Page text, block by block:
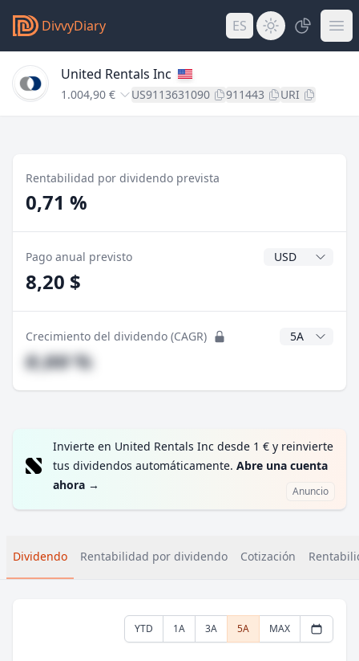
DivvyDiary ES
United Rentals Inc
1.004,90 € US9113631090 911443 URI
Rentabilidad por dividendo prevista
0,71 %
Pago anual previsto Divisa del
8,20 $
Crecimiento del dividendo (CAGR) Años CAGR
#,## %
Invierte en United Rentals Inc desde 1 € y reinvierte
tus dividendos automáticamente. Abre una cuenta
ahora → Anuncio
Dividendo Rentabilidad por dividendo Cotización
YTD 1A 3A 5A MAX